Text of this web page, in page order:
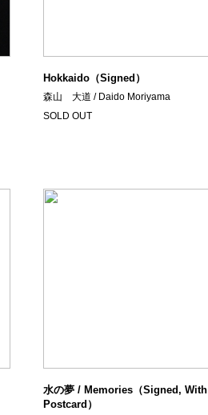
Hokkaido（Signed）
森山 大道 / Daido Moriyama
SOLD OUT
水の夢 / Memories（Signed, With
Postcard）